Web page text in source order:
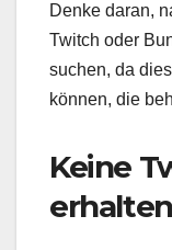
Denke daran,
Twitch oder
suchen, da
können, die
Keine
erhalten